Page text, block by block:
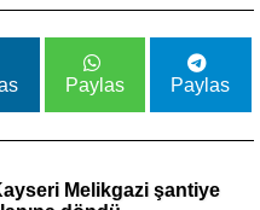
Paylas Paylas
Melikgazi şantiye